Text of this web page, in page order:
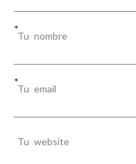
a
Tu nombre
*
Tu email
*
Tu website